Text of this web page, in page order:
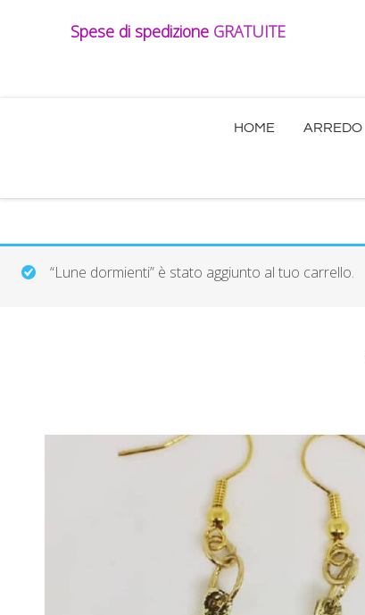
Spese di spedizione GRATUITE
HOME ARREDO
“Lune dormienti” è stato aggiunto al tuo carrello.